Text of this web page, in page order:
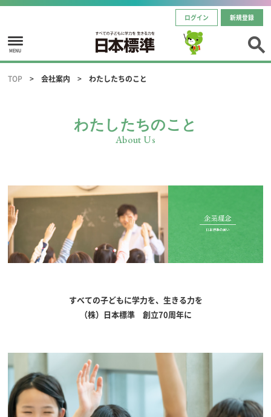
ログイン 新規登録
MENU
TOP 会社案内 わたしたちのこと
わたしたちのこと
About Us
すべての子どもに学力を、生きる力を
（株）日本標準 創立70周年に